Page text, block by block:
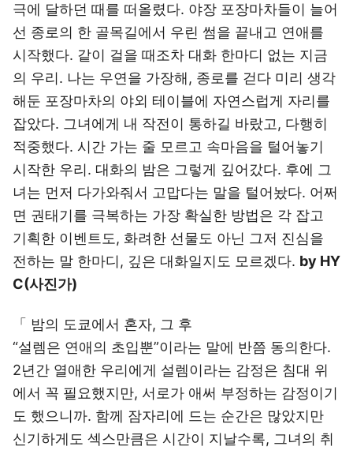
극에 달하던 때를 떠올렸다. 야장 포장마차들이 늘어
선 종로의 한 골목길에서 우린 썸을 끝내고 연애를
시작했다. 같이 걸을 때조차 대화 한마디 없는 지금
의 우리. 나는 우연을 가장해, 종로를 걷다 미리 생각
해둔 포장마차의 야외 테이블에 자연스럽게 자리를
잡았다. 그녀에게 내 작전이 통하길 바랐고, 다행히
적중했다. 시간 가는 줄 모르고 속마음을 털어놓기
시작한 우리. 대화의 밤은 그렇게 깊어갔다. 후에 그
녀는 먼저 다가와줘서 고맙다는 말을 털어놨다. 어쩌
면 권태기를 극복하는 가장 확실한 방법은 각 잡고
기획한 이벤트도, 화려한 선물도 아닌 그저 진심을
전하는 말 한마디, 깊은 대화일지도 모르겠다. by HY
C(사진가)
「 밤의 도쿄에서 혼자, 그 후
“설렘은 연애의 초입뿐”이라는 말에 반쯤 동의한다.
2년간 열애한 우리에게 설렘이라는 감정은 침대 위
에서 꼭 필요했지만, 서로가 애써 부정하는 감정이기
도 했으니까. 함께 잠자리에 드는 순간은 많았지만
신기하게도 섹스만큼은 시간이 지날수록, 그녀의 취